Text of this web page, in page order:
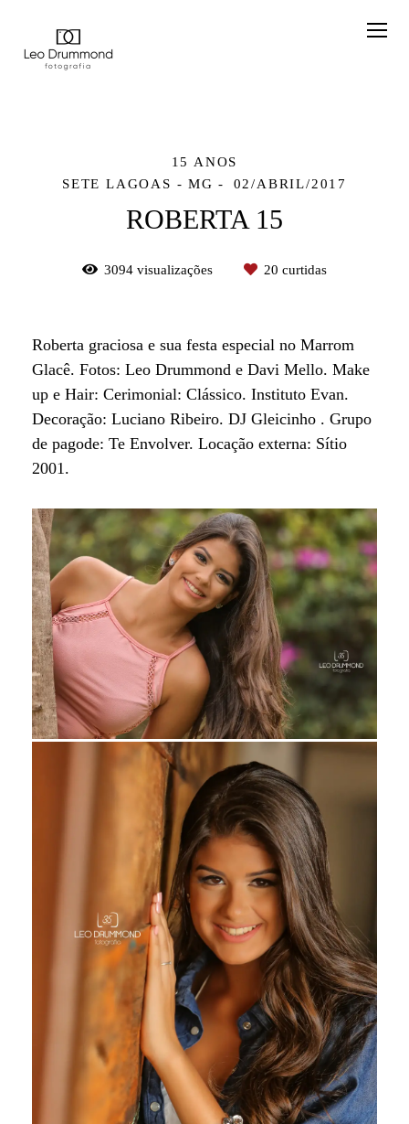
15 ANOS
SETE LAGOAS - MG
02/ABRIL/2017
ROBERTA 15
3094 visualizações 20 curtidas
Roberta graciosa e sua festa especial no Marrom
Glacê. Fotos: Leo Drummond e Davi Mello. Make
up e Hair: Cerimonial: Clássico. Instituto Evan.
Decoração: Luciano Ribeiro. DJ Gleicinho . Grupo
de pagode: Te Envolver. Locação externa: Sítio
2001.